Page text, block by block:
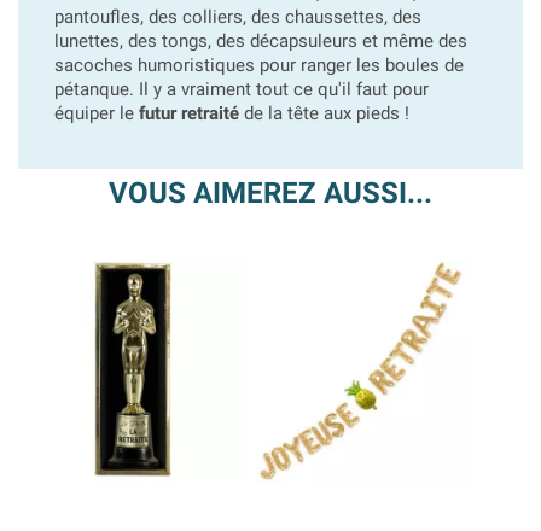
pantoufles, des colliers, des chaussettes, des
lunettes, des tongs, des décapsuleurs et même des
sacoches humoristiques pour ranger les boules de
pétanque. Il y a vraiment tout ce qu'il faut pour
équiper le futur retraité de la tête aux pieds !
VOUS AIMEREZ AUSSI...